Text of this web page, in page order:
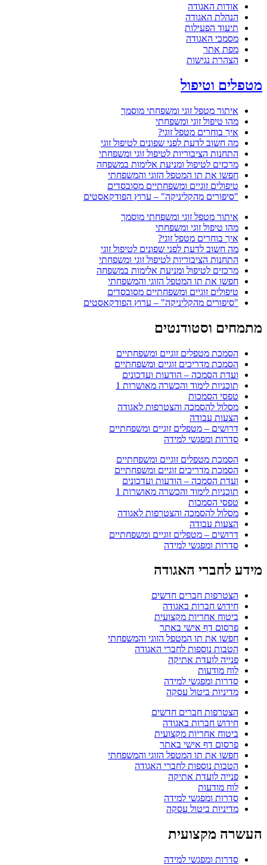
אודות האגודה
הנהלת האגודה
תיעוד הפעילות
מסמכי האגודה
מפת אתר
הצהרת נגישות
מטפלים וטיפול
איתור מטפל זוגי ומשפחתי מוסמך
מהו טיפול זוגי ומשפחתי
איך בוחרים מטפל זוגי?
מה חשוב לדעת לפני שפונים לטיפול זוגי
התחנות הציבוריות לטיפול זוגי ומשפחתי
מרכזים לטיפול ומניעת אלימות במשפחה
חפשו את תו המטפל הזוגי והמשפחתי
טיפולים זוגיים ומשפחתיים מסובסדים
"סיפורים מהקליניקה" – ערוץ הפודקאסטים
איתור מטפל זוגי ומשפחתי מוסמך
מהו טיפול זוגי ומשפחתי
איך בוחרים מטפל זוגי?
מה חשוב לדעת לפני שפונים לטיפול זוגי
התחנות הציבוריות לטיפול זוגי ומשפחתי
מרכזים לטיפול ומניעת אלימות במשפחה
חפשו את תו המטפל הזוגי והמשפחתי
טיפולים זוגיים ומשפחתיים מסובסדים
"סיפורים מהקליניקה" – ערוץ הפודקאסטים
מתמחים וסטודנטים
הסמכת מטפלים זוגיים ומשפחתיים
הסמכת מדריכים זוגיים ומשפחתיים
ועדת הסמכה – הודעות ועדכונים
תוכניות לימוד והכשרה מאושרות 1
טפסי הסמכות
מסלול להסמכה והצטרפות לאגודה
הצעות עבודה
דרושים – מטפלים זוגיים ומשפחתיים
סדרות ומפגשי למידה
הסמכת מטפלים זוגיים ומשפחתיים
הסמכת מדריכים זוגיים ומשפחתיים
ועדת הסמכה – הודעות ועדכונים
תוכניות לימוד והכשרה מאושרות 1
טפסי הסמכות
מסלול להסמכה והצטרפות לאגודה
הצעות עבודה
דרושים – מטפלים זוגיים ומשפחתיים
סדרות ומפגשי למידה
מידע לחברי האגודה
הצטרפות חברים חדשים
חידוש חברות באגודה
ביטוח אחריות מקצועית
פרסום דף אישי באתר
חפשו את תו המטפל הזוגי והמשפחתי
הטבות נוספות לחברי האגודה
פנייה לועדת אתיקה
לוח מודעות
סדרות ומפגשי למידה
מדיניות ביטול עסקה
הצטרפות חברים חדשים
חידוש חברות באגודה
ביטוח אחריות מקצועית
פרסום דף אישי באתר
חפשו את תו המטפל הזוגי והמשפחתי
הטבות נוספות לחברי האגודה
פנייה לועדת אתיקה
לוח מודעות
סדרות ומפגשי למידה
מדיניות ביטול עסקה
העשרה מקצועית
סדרות ומפגשי למידה